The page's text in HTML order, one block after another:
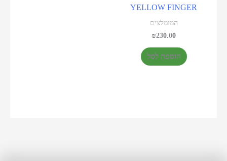
YELLOW FINGER
המומלצים
₪230.00
הוספה לסל